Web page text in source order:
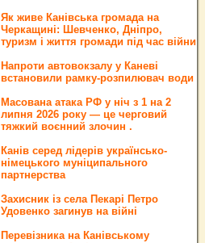
Як живе Канівська громада на
Черкащині: Шевченко, Дніпро,
туризм і життя громади під час війни
Напроти автовокзалу у Каневі
встановили рамку-розпилювач води
Масована атака РФ у ніч з 1 на 2
липня 2026 року — це черговий
тяжкий воєнний злочин .
Канів серед лідерів українсько-
німецького муніципального
партнерства
Захисник із села Пекарі Петро
Удовенко загинув на війні
Перевізника на Канівському